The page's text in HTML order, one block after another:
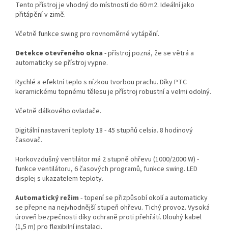
Tento přístroj je vhodný do místností do 60 m2. Ideální jako
přitápění v zimě.
Včetně funkce swing pro rovnoměrné vytápění.
Detekce otevřeného okna - přístroj pozná, že se větrá a
automaticky se přístroj vypne.
Rychlé a efektní teplo s nízkou tvorbou prachu. Díky PTC
keramickému topnému tělesu je přístroj robustní a velmi odolný.
Včetně dálkového ovladače.
Digitální nastavení teploty 18 - 45 stupňů celsia. 8 hodinový
časovač.
Horkovzdušný ventilátor má 2 stupně ohřevu (1000/2000 W) -
funkce ventilátoru, 6 časových programů, funkce swing. LED
displej s ukazatelem teploty.
Automatický režim - topení se přizpůsobí okolí a automaticky
se přepne na nejvhodnější stupeň ohřevu. Tichý provoz. Vysoká
úroveň bezpečnosti díky ochraně proti přehřátí. Dlouhý kabel
(1,5 m) pro flexibilní instalaci.